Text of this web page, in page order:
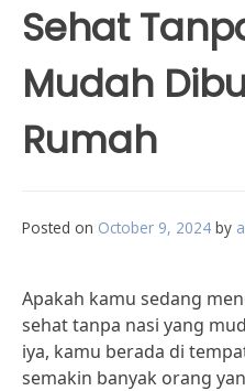
Sehat
Mudah
Rumah
Posted on October 9, 2024 by
Apakah kamu sedang
sehat tanpa nasi yang
iya, kamu berada di
semakin banyak orang